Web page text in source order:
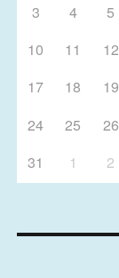
3
4 5
10
11 12
17
18 19
24
25 26
31
1 2